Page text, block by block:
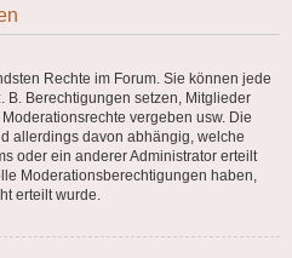
Rechte im Forum. Sie können jede
B. Berechtigungen setzen, Mitglieder
vergeben usw. Die
allerdings davon abhängig, welche
oder ein anderer Administrator erteilt
Moderationsberechtigungen haben,
erteilt wurde.